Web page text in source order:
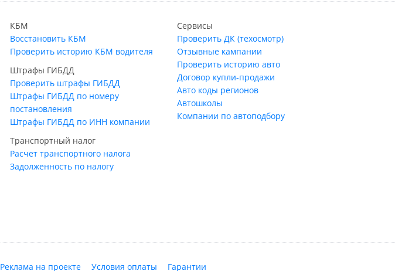
КБМ
Восстановить КБМ
Проверить историю КБМ водителя
Штрафы ГИБДД
Проверить штрафы ГИБДД
Штрафы ГИБДД по номеру
постановления
Штрафы ГИБДД по ИНН компании
Транспортный налог
Расчет транспортного налога
Задолженность по налогу
Сервисы
Проверить ДК (техосмотр)
Отзывные кампании
Проверить историю авто
Договор купли-продажи
Авто коды регионов
Автошколы
Компании по автоподбору
Реклама на проекте Условия оплаты Гарантии